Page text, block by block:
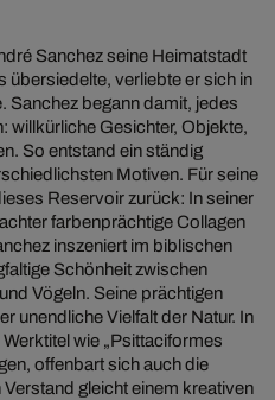
Sanchez seine Heimatstadt
übersiedelte, verliebte er sich in
begann damit, jedes
willkürliche Gesichter, Objekte,
So entstand ein ständig
Motiven. Für seine
Reservoir zurück: In seiner
farbenprächtige Collagen
inszeniert im biblischen
Schönheit zwischen
Vögeln. Seine prächtigen
unendliche Vielfalt der Natur. In
wie „Psittaciformes
offenbart sich auch die
gleicht einem kreativen